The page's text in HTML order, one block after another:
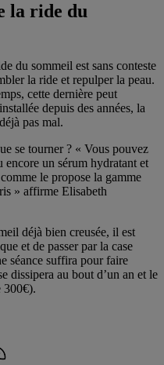
la ride du
du sommeil est sans conteste
la ride et repulper la peau.
cette dernière peut
depuis des années, la
pas mal.
se tourner ? « Vous pouvez
encore un sérum hydratant et
le propose la gamme
» affirme Elisabeth
déjà bien creusée, il est
et de passer par la case
séance suffira pour faire
dissipera au bout d’un an et le
300€).